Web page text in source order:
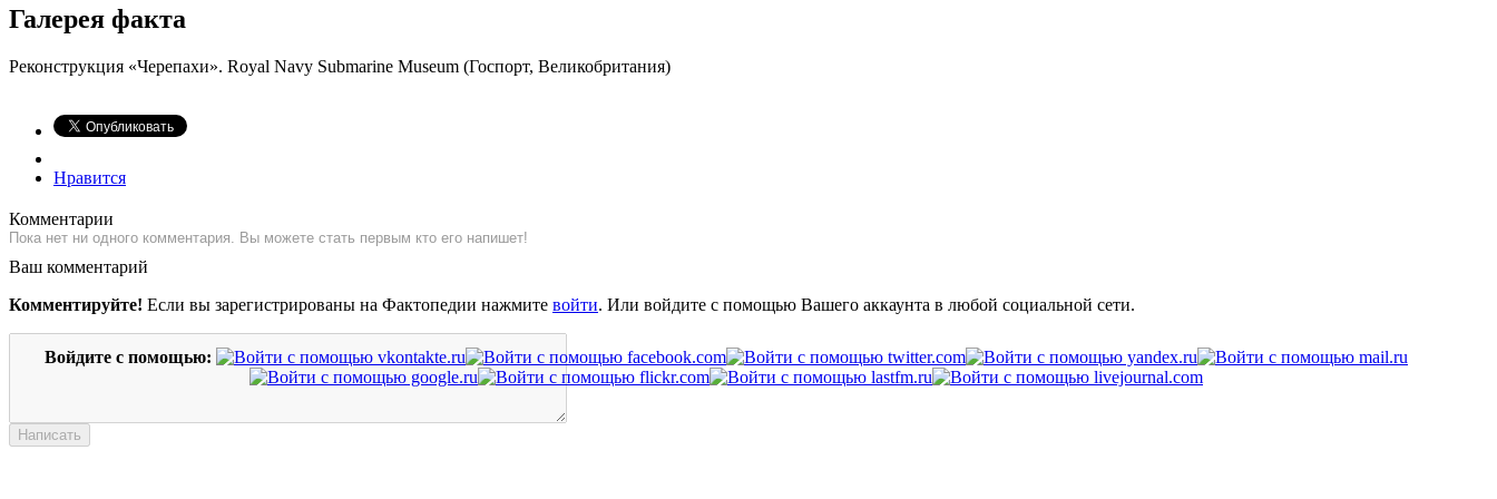
Галерея факта
Реконструкция «Черепахи». Royal Navy Submarine Museum (Госпорт, Великобритания)
Нравится
Комментарии
Пока нет ни одного комментария. Вы можете стать первым кто его напишет!
Ваш комментарий
Комментируйте! Если вы зарегистрированы на Фактопедии нажмите войти. Или войдите с помощью Вашего аккаунта в любой социальной сети.
Войдите с помощью: